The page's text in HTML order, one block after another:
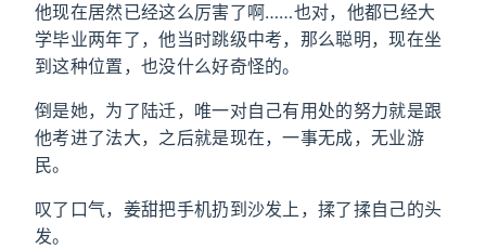
他现在居然已经这么厉害了啊……也对，他都已经大
学毕业两年了，他当时跳级中考，那么聪明，现在坐
到这种位置，也没什么好奇怪的。
倒是她，为了陆迁，唯一对自己有用处的努力就是跟
他考进了法大，之后就是现在，一事无成，无业游
民。
叹了口气，姜甜把手机扔到沙发上，揉了揉自己的头
发。